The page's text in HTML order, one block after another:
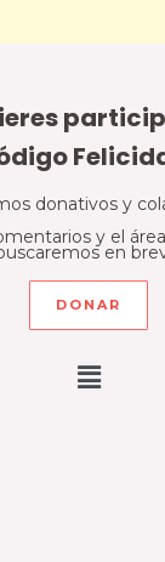
donativos y
y el
en
DONAR